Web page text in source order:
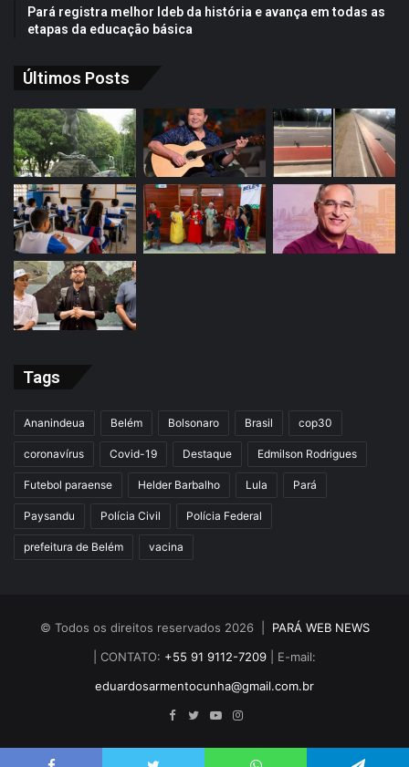
Pará registra melhor Ideb da história e avança em todas as
etapas da educação básica
Últimos Posts
Tags
Ananindeua Belém Bolsonaro Brasil cop30
coronavírus Covid-19 Destaque Edmilson Rodrigues
Futebol paraense Helder Barbalho Lula Pará
Paysandu Polícia Civil Polícia Federal
prefeitura de Belém vacina
© Todos os direitos reservados 2026 | PARÁ WEB NEWS
| CONTATO: +55 91 9112-7209 | E-mail:
eduardosarmentocunha@gmail.com.br
Facebook
TwitterYouTubeInstagram